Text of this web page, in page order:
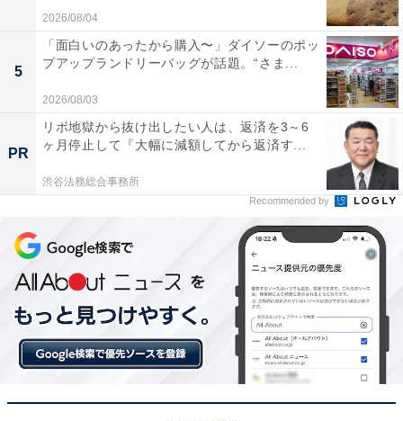
2026/08/04
5
「面白いのあったから購入〜」ダイソーのポッ
プアップランドリーバッグが話題。“さま...
2026/08/03
PR
リボ地獄から抜け出したい人は、返済を3～6
ヶ月停止して『大幅に減額してから返済す...
渋谷法務総合事務所
Recommended by